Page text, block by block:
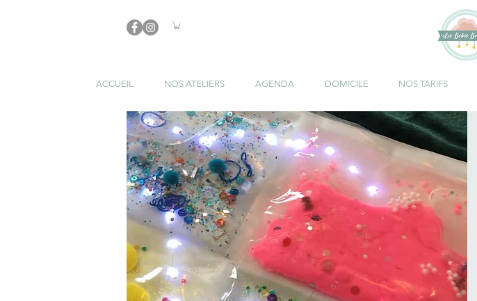
ACCUEIL NOS ATELIERS AGENDA DOMICILE NOS TARIFS